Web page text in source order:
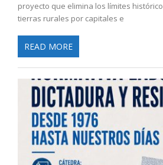
proyecto que elimina los límites
tierras rurales por capitales e
READ MORE